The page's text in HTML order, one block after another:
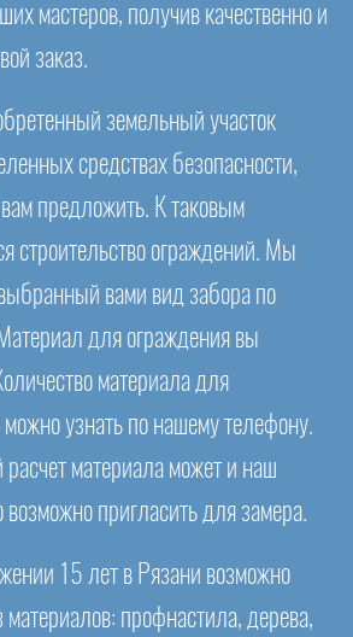
мастеров, получив качественно и
заказ.
земельный участок
средствах безопасности,
предложить. К таковым
строительство ограждений. Мы
вами вид забора по
для ограждения вы
материала для
можно узнать по нашему телефону.
расчет материала может и наш
возможно пригласить для замера.
15 лет в Рязани возможно
материалов: профнастила, дерева,